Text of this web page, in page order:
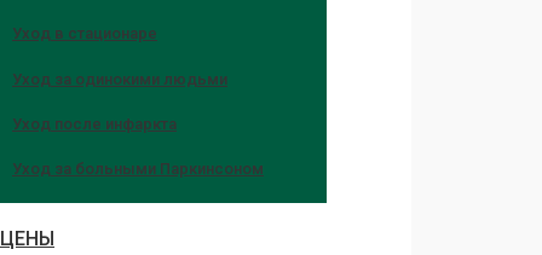
Уход в стационаре
Уход за одинокими людьми
Уход после инфаркта
Уход за больными Паркинсоном
ЦЕНЫ